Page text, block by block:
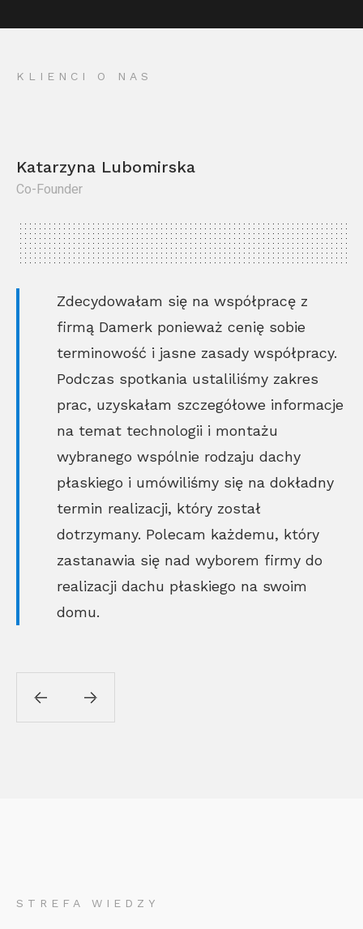
KLIENCI O NAS
Katarzyna Lubomirska
Co-Founder
Zdecydowałam się na współpracę z
firmą Damerk ponieważ cenię sobie
terminowość i jasne zasady współpracy.
Podczas spotkania ustaliliśmy zakres
prac, uzyskałam szczegółowe informacje
na temat technologii i montażu
wybranego wspólnie rodzaju dachy
płaskiego i umówiliśmy się na dokładny
termin realizacji, który został
dotrzymany. Polecam każdemu, który
zastanawia się nad wyborem firmy do
realizacji dachu płaskiego na swoim
domu.
STREFA WIEDZY